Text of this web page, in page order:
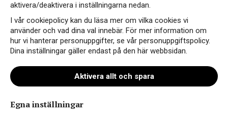
emma_bill_farg
aktivera/deaktivera i inställningarna nedan.
I vår cookiepolicy kan du läsa mer om vilka cookies vi
använder och vad dina val innebär. För mer information om
hur vi hanterar personuppgifter, se vår personuppgiftspolicy.
Dina inställningar gäller endast på den här webbsidan.
Aktivera allt och spara
Egna inställningar